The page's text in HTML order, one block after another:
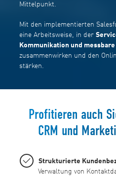
Mittelpunkt.
Mit den implementierten
eine Arbeitsweise, in der
Kommunikation und
zusammenwirken und den
stärken.
Profitieren auch
CRM und
Strukturierte
Verwaltung von